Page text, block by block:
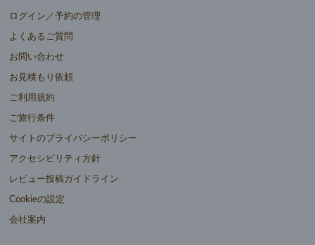
ログイン／予約の管理
よくあるご質問
お問い合わせ
お見積もり依頼
ご利用規約
ご旅行条件
サイトのプライバシーポリシー
アクセシビリティ方針
レビュー投稿ガイドライン
Cookieの設定
会社案内